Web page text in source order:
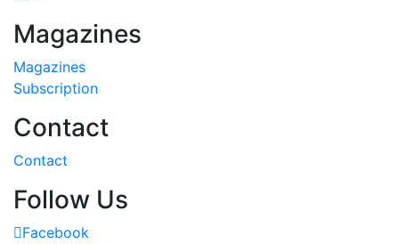
Magazines
Magazines
Subscription
Contact
Contact
Follow Us
Facebook